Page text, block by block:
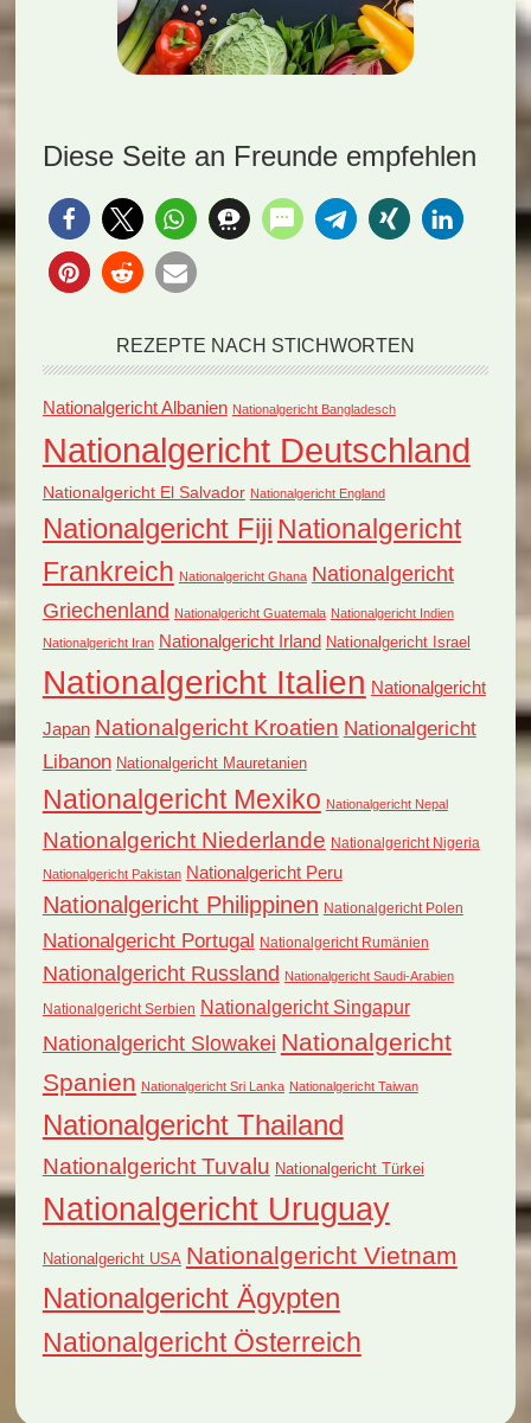
Diese Seite an Freunde empfehlen
REZEPTE NACH STICHWORTEN
Nationalgericht Albanien Nationalgericht Bangladesch
Nationalgericht Deutschland
Nationalgericht El Salvador Nationalgericht England
Nationalgericht Fiji Nationalgericht
Frankreich Nationalgericht Ghana Nationalgericht
Griechenland Nationalgericht Guatemala Nationalgericht Indien
Nationalgericht Iran Nationalgericht Irland Nationalgericht Israel
Nationalgericht Italien Nationalgericht
Japan Nationalgericht Kroatien Nationalgericht
Libanon Nationalgericht Mauretanien
Nationalgericht Mexiko Nationalgericht Nepal
Nationalgericht Niederlande Nationalgericht Nigeria
Nationalgericht Pakistan Nationalgericht Peru
Nationalgericht Philippinen Nationalgericht Polen
Nationalgericht Portugal Nationalgericht Rumänien
Nationalgericht Russland Nationalgericht Saudi-Arabien
Nationalgericht Serbien Nationalgericht Singapur
Nationalgericht Slowakei Nationalgericht
Spanien Nationalgericht Sri Lanka Nationalgericht Taiwan
Nationalgericht Thailand
Nationalgericht Tuvalu Nationalgericht Türkei
Nationalgericht Uruguay
Nationalgericht USA Nationalgericht Vietnam
Nationalgericht Ägypten
Nationalgericht Österreich